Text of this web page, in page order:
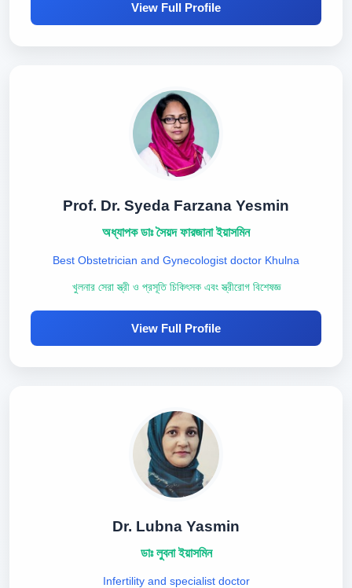
View Full Profile
Prof. Dr. Syeda Farzana Yesmin
অধ্যাপক ডাঃ সৈয়দ ফারজানা ইয়াসমিন
Best Obstetrician and Gynecologist doctor Khulna
খুলনার সেরা স্ত্রী ও প্রসূতি চিকিৎসক এবং স্ত্রীরোগ বিশেষজ্ঞ
View Full Profile
Dr. Lubna Yasmin
ডাঃ লুবনা ইয়াসমিন
Infertility and specialist doctor